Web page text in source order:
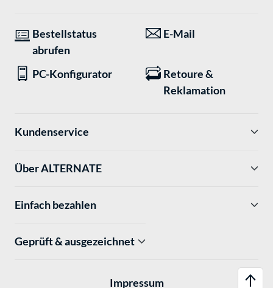
Bestellstatus
abrufen
E-Mail
PC-Konfigurator
Retoure &
Reklamation
Kundenservice
Über ALTERNATE
Einfach bezahlen
Geprüft & ausgezeichnet
Impressum